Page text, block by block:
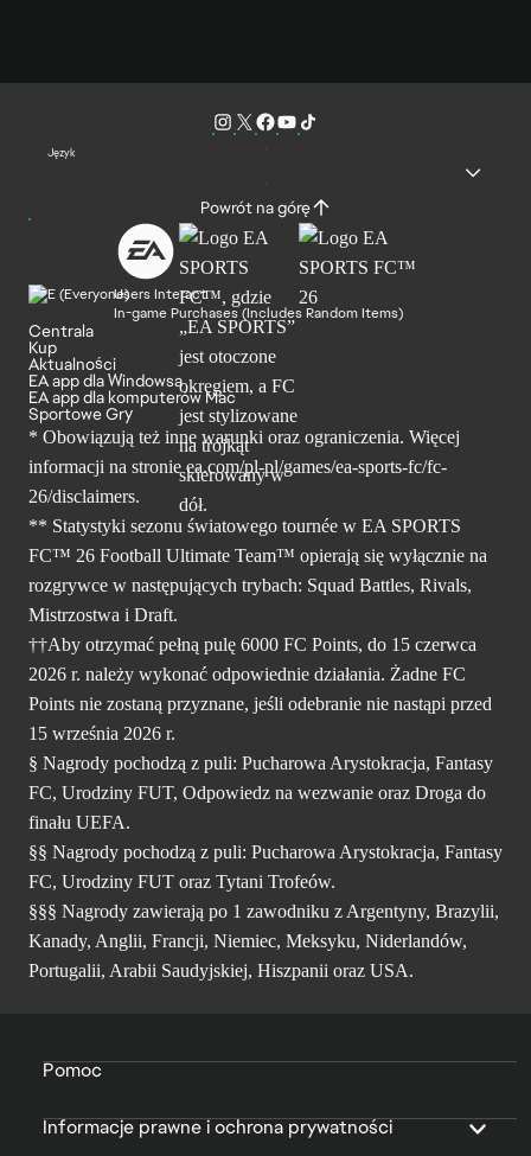
Język
Powrót na górę
Users Interact
In-game Purchases (Includes Random Items)
Centrala
Kup
Aktualności
EA app dla Windowsa
EA app dla komputerów Mac
Sportowe Gry
* Obowiązują też inne warunki oraz ograniczenia. Więcej
informacji na stronie ea.com/pl-pl/games/ea-sports-fc/fc-
26/disclaimers.
** Statystyki sezonu światowego tournée w EA SPORTS
FC™ 26 Football Ultimate Team™ opierają się wyłącznie na
rozgrywce w następujących trybach: Squad Battles, Rivals,
Mistrzostwa i Draft.
††Aby otrzymać pełną pulę 6000 FC Points, do 15 czerwca
2026 r. należy wykonać odpowiednie działania. Żadne FC
Points nie zostaną przyznane, jeśli odebranie nie nastąpi przed
15 września 2026 r.
§ Nagrody pochodzą z puli: Pucharowa Arystokracja, Fantasy
FC, Urodziny FUT, Odpowiedz na wezwanie oraz Droga do
finału UEFA.
§§ Nagrody pochodzą z puli: Pucharowa Arystokracja, Fantasy
FC, Urodziny FUT oraz Tytani Trofeów.
§§§ Nagrody zawierają po 1 zawodniku z Argentyny, Brazylii,
Kanady, Anglii, Francji, Niemiec, Meksyku, Niderlandów,
Portugalii, Arabii Saudyjskiej, Hiszpanii oraz USA.
Pomoc
Informacje prawne i ochrona prywatności